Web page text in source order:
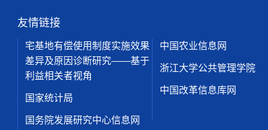
友情链接
宅基地有偿使用制度实施效果
差异及原因诊断研究——基于
利益相关者视角
国家统计局
国务院发展研究中心信息网
中国农业信息网
浙江大学公共管理学院
中国改革信息库网